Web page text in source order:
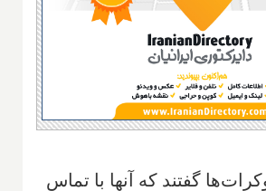
گفتند که آنها با تماس